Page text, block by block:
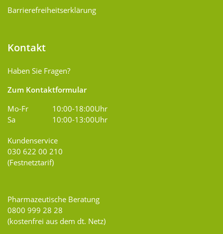
Barrierefreiheitserklärung
Kontakt
Haben Sie Fragen?
Zum Kontaktformular
Mo-Fr
10:00-18:00Uhr
Sa
10:00-13:00Uhr
Kundenservice
030 622 00 210
(Festnetztarif)
Pharmazeutische Beratung
0800 999 28 28
(kostenfrei aus dem dt. Netz)